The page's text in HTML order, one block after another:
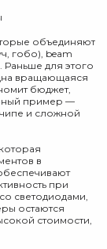
объединяют
гобо), beam
Раньше для этого
вращающаяся
бюджет,
пример —
и сложной
в
при
светодиодами,
остаются
стоимости,